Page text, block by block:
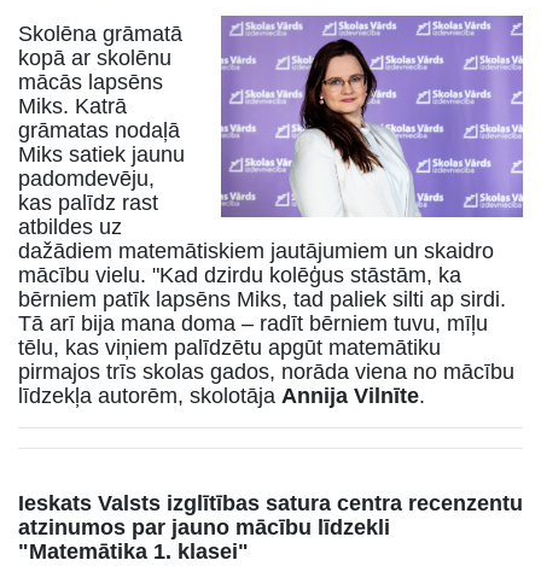
Skolēna grāmatā
kopā ar skolēnu
mācās lapsēns
Miks. Katrā
grāmatas nodaļā
Miks satiek jaunu
padomdevēju,
kas palīdz rast
atbildes uz
dažādiem matemātiskiem jautājumiem un skaidro
mācību vielu. "Kad dzirdu kolēģus stāstām, ka
bērniem patīk lapsēns Miks, tad paliek silti ap sirdi.
Tā arī bija mana doma – radīt bērniem tuvu, mīļu
tēlu, kas viņiem palīdzētu apgūt matemātiku
pirmajos trīs skolas gados, norāda viena no mācību
līdzekļa autorēm, skolotāja Annija Vilnīte.
Ieskats Valsts izglītības satura centra recenzentu
atzinumos par jauno mācību līdzekli
"Matemātika 1. klasei"